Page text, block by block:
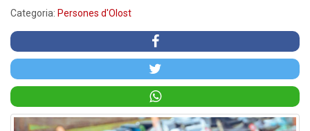
Categoria: Persones d'Olost